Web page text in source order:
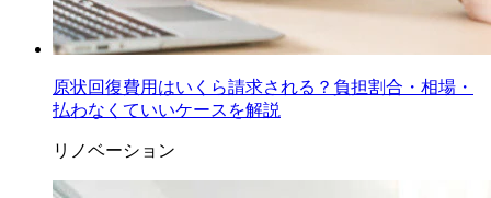
原状回復費用はいくら請求される？負担割合・相場・
払わなくていいケースを解説
リノベーション